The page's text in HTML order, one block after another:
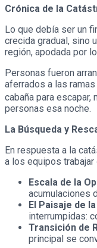
Crónica de la
Lo que debía ser un
crecida gradual, sino
región, apodada por
Personas fueron
aferrados a las
cabaña para escapar,
personas esa noche.
La Búsqueda y
En respuesta a la
a los equipos trabajar
Escala de la
acumulaciones
El Paisaje de
interrumpidas:
Transición de
principal se